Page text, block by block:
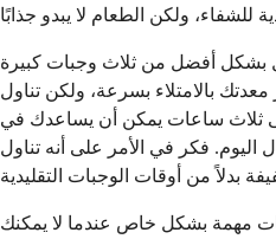
بشكل أفضل من ثلاث وجبات كبيرة
بالامتلاء بسرعة، ولكن تناول
ثلاث ساعات يمكن أن يساعدك في
اليوم. فكر في الأمر على أنه تناول
مهمة بشكل خاص عندما لا يمكنك